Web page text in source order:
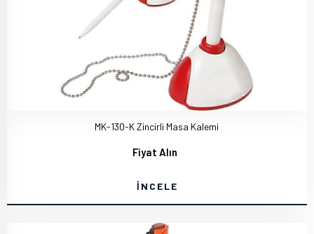
MK-130-K Zincirli Masa Kalemi
Fiyat Alın
İNCELE